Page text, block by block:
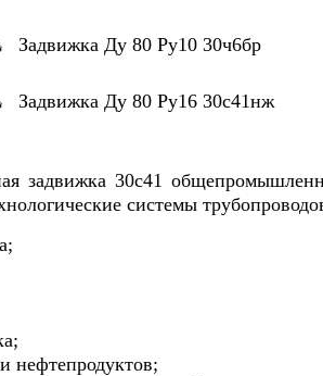
Задвижка Ду 80 Py10 30ч6бр
Задвижка Ду 80 Py16 30с41нж
задвижка 30с41
системы
нефтепродуктов;